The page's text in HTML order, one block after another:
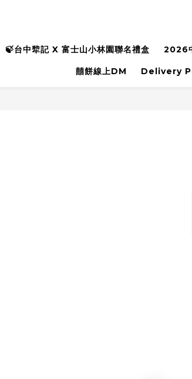
🍃台中犂記 X 富士山小林園聯名禮盒 2026
囍餅線上DM Delivery